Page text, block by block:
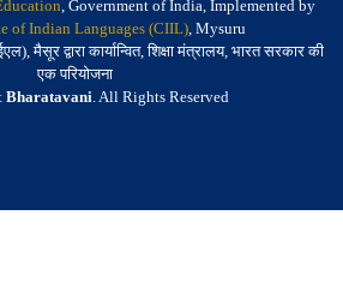
, Government of India, Implemented by
of Indian Languages (CIIL), Mysuru
मैसूर द्वारा कार्यान्वित, शिक्षा मंत्रालय, भारत सरकार की
एक परियोजना
Bharatavani. All Rights Reserved